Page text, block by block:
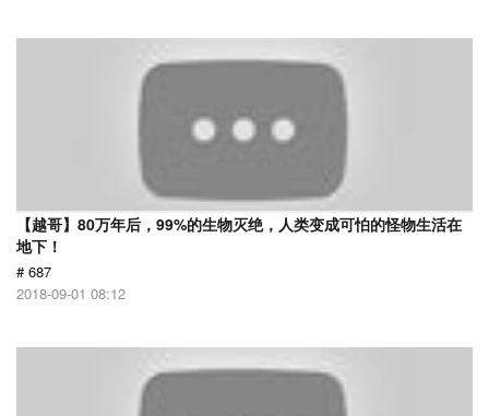
【越哥】80万年后，99%的生物灭绝，人类变成可怕的怪物生活在
地下！
# 687
2018-09-01 08:12